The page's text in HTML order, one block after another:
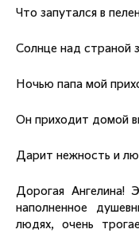
Что запутался в
Солнце над страной
Ночью папа мой
Он приходит домой
Дарит нежность и
Дорогая Ангелина!
наполненное
людях, очень